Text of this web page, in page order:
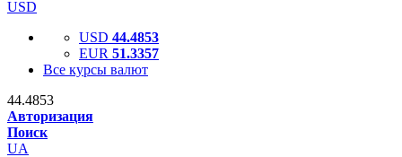
USD
USD 44.4853
EUR 51.3357
Все курсы валют
44.4853
Авторизация
Поиск
UA